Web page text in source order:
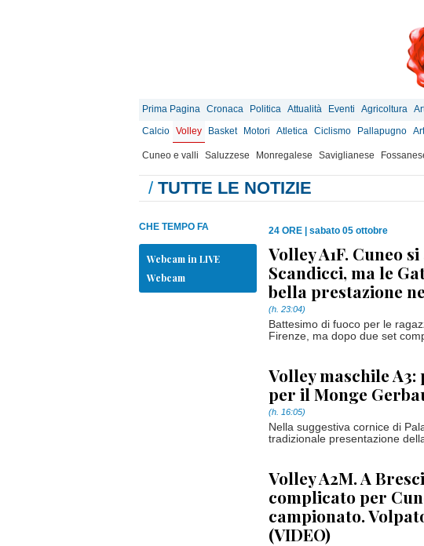
Prima Pagina Cronaca Politica Attualità Eventi Agricoltura
Calcio Volley Basket Motori Atletica Ciclismo Pallapugno
Cuneo e valli Saluzzese Monregalese Saviglianese
/ TUTTE LE NOTIZIE
CHE TEMPO FA
Webcam in LIVE
Webcam
24 ORE sabato 05 ottobre
Volley A1F. Cuneo
Scandicci, ma le
bella prestazione
(h. 23:04)
Battesimo di fuoco per le
Firenze, ma dopo due set
Volley maschile
per il Monge
(h. 16:05)
Nella suggestiva cornice di
tradizionale presentazione
Volley A2M. A
complicato per
campionato.
(VIDEO)